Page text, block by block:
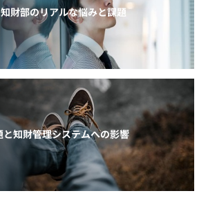
財部のリアルな悩みと課題
と知財管理システムへの影響